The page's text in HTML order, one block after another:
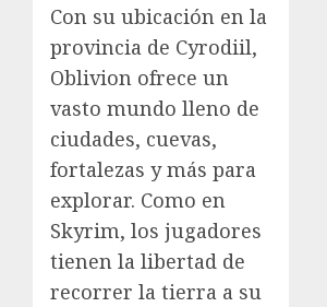
Con su ubicación en la
provincia de Cyrodiil,
Oblivion ofrece un
vasto mundo lleno de
ciudades, cuevas,
fortalezas y más para
explorar. Como en
Skyrim, los jugadores
tienen la libertad de
recorrer la tierra a su